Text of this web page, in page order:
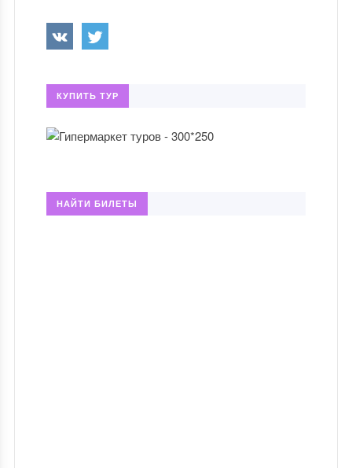
КУПИТЬ ТУР
НАЙТИ БИЛЕТЫ